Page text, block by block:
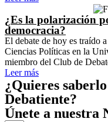
¿Es la polarización
democracia?
El debate de hoy es traído
Ciencias Políticas en la
miembro del Club de
Leer más
¿Quieres
Debatiente?
Únete a nuestra